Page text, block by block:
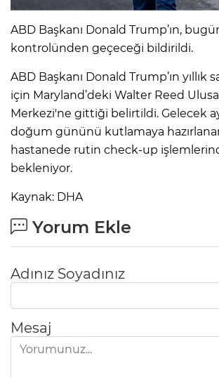
ABD Başkanı Donald Trump’ın,
kontrolünden geçeceği bildirildi.
ABD Başkanı Donald Trump’ın yıllık
için Maryland’deki Walter Reed
Merkezi'ne gittiği belirtildi. Gelecek
doğum gününü kutlamaya
hastanede rutin check-up
bekleniyor.
Kaynak: DHA
Yorum Ekle
Adınız Soyadınız
Mesaj